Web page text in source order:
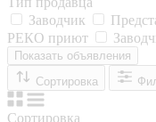
Заводчик
РЕКО приют
Показать объявления
Сортировка
Сортировка